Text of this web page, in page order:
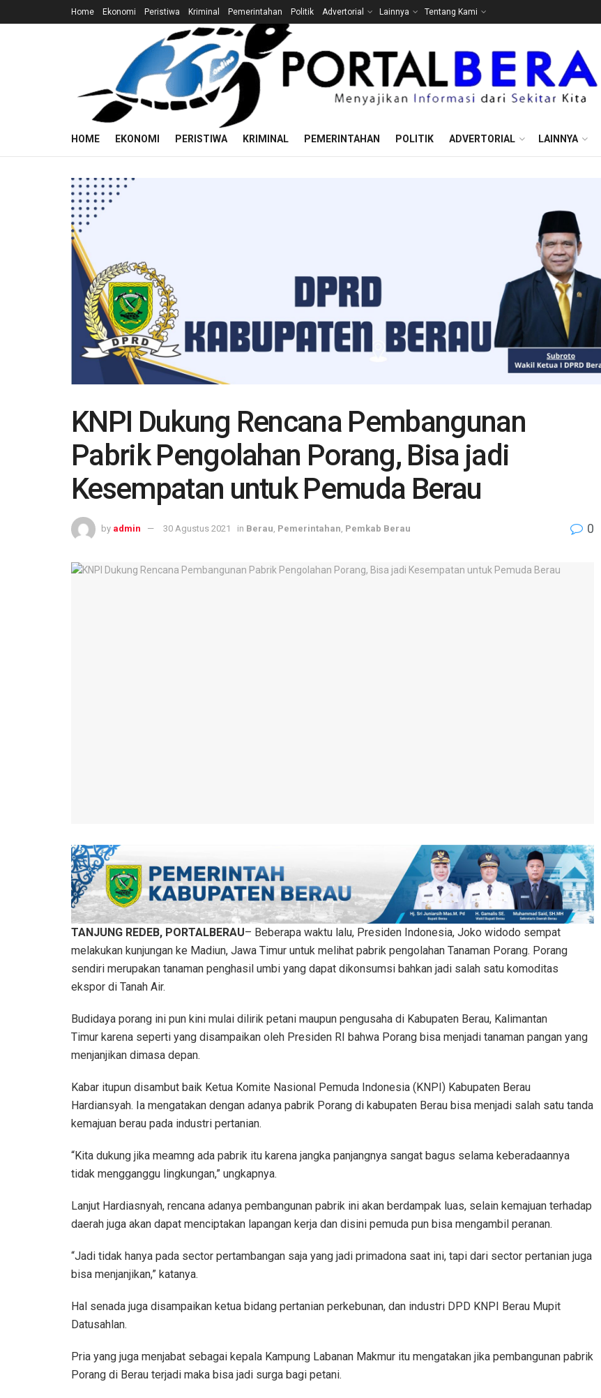
Home Ekonomi Peristiwa Kriminal Pemerintahan Politik Advertorial Lainnya Tentang Kami
HOME EKONOMI PERISTIWA KRIMINAL PEMERINTAHAN POLITIK ADVERTORIAL LAINNYA
KNPI Dukung Rencana Pembangunan
Pabrik Pengolahan Porang, Bisa jadi
Kesempatan untuk Pemuda Berau
by admin 30 Agustus 2021 in Berau, Pemerintahan, Pemkab Berau 0
TANJUNG REDEB, PORTALBERAU– Beberapa waktu lalu, Presiden Indonesia, Joko widodo sempat
melakukan kunjungan ke Madiun, Jawa Timur untuk melihat pabrik pengolahan Tanaman Porang. Porang
sendiri merupakan tanaman penghasil umbi yang dapat dikonsumsi bahkan jadi salah satu komoditas
ekspor di Tanah Air.
Budidaya porang ini pun kini mulai dilirik petani maupun pengusaha di Kabupaten Berau, Kalimantan
Timur karena seperti yang disampaikan oleh Presiden RI bahwa Porang bisa menjadi tanaman pangan yang
menjanjikan dimasa depan.
Kabar itupun disambut baik Ketua Komite Nasional Pemuda Indonesia (KNPI) Kabupaten Berau
Hardiansyah. Ia mengatakan dengan adanya pabrik Porang di kabupaten Berau bisa menjadi salah satu tanda
kemajuan berau pada industri pertanian.
“Kita dukung jika meamng ada pabrik itu karena jangka panjangnya sangat bagus selama keberadaannya
tidak mengganggu lingkungan,” ungkapnya.
Lanjut Hardiasnyah, rencana adanya pembangunan pabrik ini akan berdampak luas, selain kemajuan terhadap
daerah juga akan dapat menciptakan lapangan kerja dan disini pemuda pun bisa mengambil peranan.
“Jadi tidak hanya pada sector pertambangan saja yang jadi primadona saat ini, tapi dari sector pertanian juga
bisa menjanjikan,” katanya.
Hal senada juga disampaikan ketua bidang pertanian perkebunan, dan industri DPD KNPI Berau Mupit
Datusahlan.
Pria yang juga menjabat sebagai kepala Kampung Labanan Makmur itu mengatakan jika pembangunan pabrik
Porang di Berau terjadi maka bisa jadi surga bagi petani.